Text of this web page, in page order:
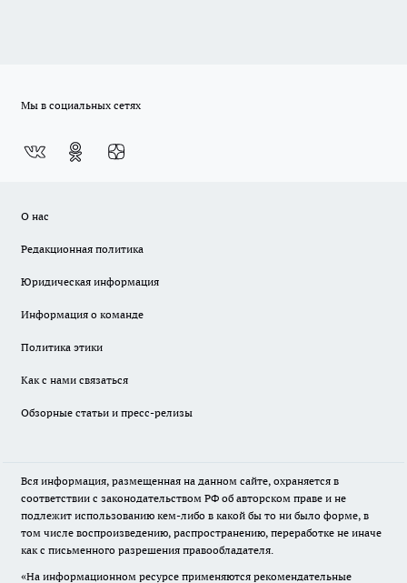
Мы в социальных сетях
О нас
Редакционная политика
Юридическая информация
Информация о команде
Политика этики
Как с нами связаться
Обзорные статьи и пресс-релизы
Вся информация, размещенная на данном сайте, охраняется в
соответствии с законодательством РФ об авторском праве и не
подлежит использованию кем-либо в какой бы то ни было форме, в
том числе воспроизведению, распространению, переработке не иначе
как с письменного разрешения правообладателя.
«На информационном ресурсе применяются рекомендательные